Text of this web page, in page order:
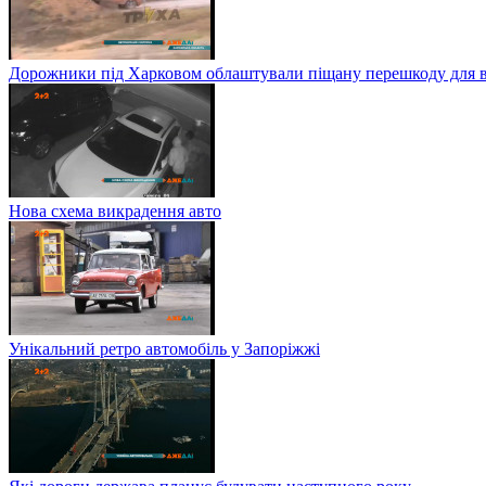
Дорожники під Харковом облаштували піщану перешкоду для
Нова схема викрадення авто
Унікальний ретро автомобіль у Запоріжжі